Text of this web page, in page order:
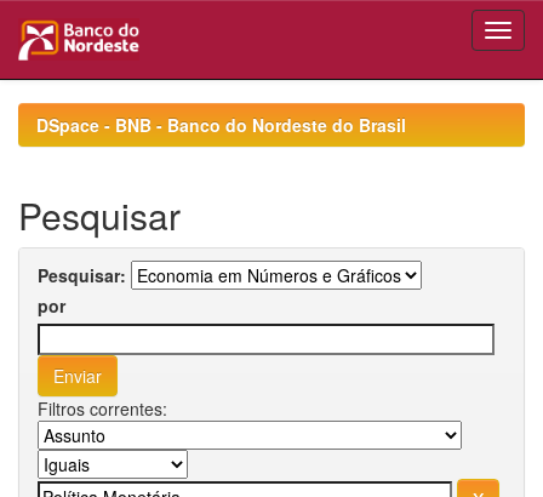
navigationDSpace - BNB - Banco do Nordeste do Brasil
Pesquisar
Pesquisar:
por
Filtros correntes: